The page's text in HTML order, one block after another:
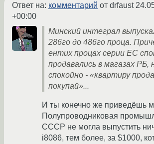
Ответ на: комментарий от drfaust
+00:00
Минский интеграл
286го до 486го проца.
ентих процах серии ЕС
продавались в магазах РБ,
спокойно - «квартиру
покупай»...
И ты конечно же приведёшь
Полупроводниковая
СССР не могла выпустить
i8086, тем более, за $1000,